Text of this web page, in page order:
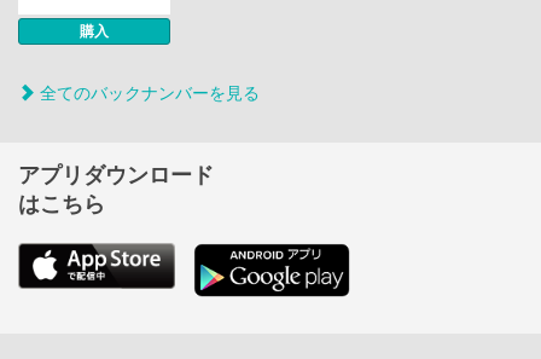
購入
全てのバックナンバーを見る
アプリダウンロード
はこちら